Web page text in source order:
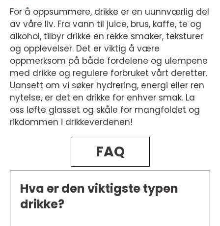
For å oppsummere, drikke er en uunnværlig del
av våre liv. Fra vann til juice, brus, kaffe, te og
alkohol, tilbyr drikke en rekke smaker, teksturer
og opplevelser. Det er viktig å være
oppmerksom på både fordelene og ulempene
med drikke og regulere forbruket vårt deretter.
Uansett om vi søker hydrering, energi eller ren
nytelse, er det en drikke for enhver smak. La
oss løfte glasset og skåle for mangfoldet og
rikdommen i drikkeverdenen!
FAQ
Hva er den viktigste typen
drikke?